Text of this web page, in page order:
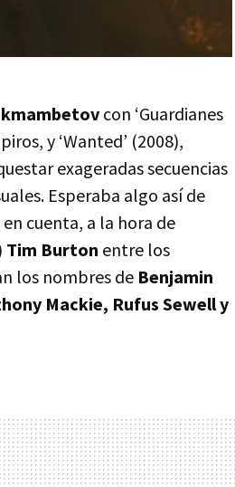
con ‘Guardianes
y ‘Wanted’ (2008),
exageradas secuencias
Esperaba algo así de
cuenta, a la hora de
Tim Burton entre los
los nombres de Benjamin
Mackie, Rufus Sewell y